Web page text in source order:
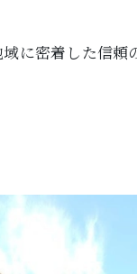
に密着した信頼